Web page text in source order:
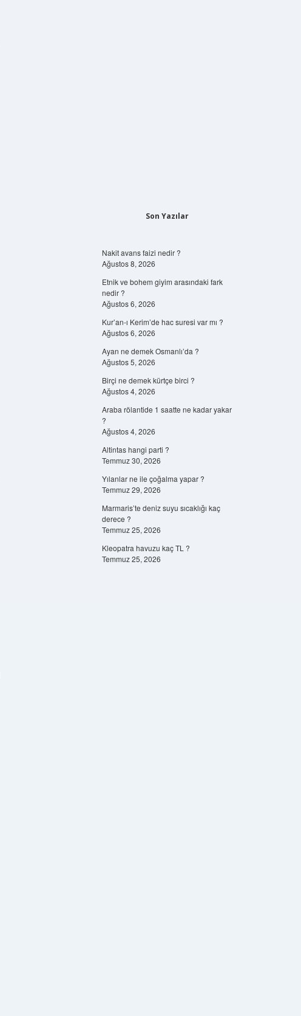
Son Yazılar
Nakit avans faizi nedir ?
Ağustos 8, 2026
Etnik ve bohem giyim arasındaki fark
nedir ?
Ağustos 6, 2026
Kur’an-ı Kerim’de hac suresi var mı ?
Ağustos 6, 2026
Ayan ne demek Osmanlı’da ?
Ağustos 5, 2026
Birçi ne demek kürtçe birci ?
Ağustos 4, 2026
Araba rölantide 1 saatte ne kadar yakar
?
Ağustos 4, 2026
Altintas hangi parti ?
Temmuz 30, 2026
Yılanlar ne ile çoğalma yapar ?
Temmuz 29, 2026
Marmaris’te deniz suyu sıcaklığı kaç
derece ?
Temmuz 25, 2026
Kleopatra havuzu kaç TL ?
Temmuz 25, 2026